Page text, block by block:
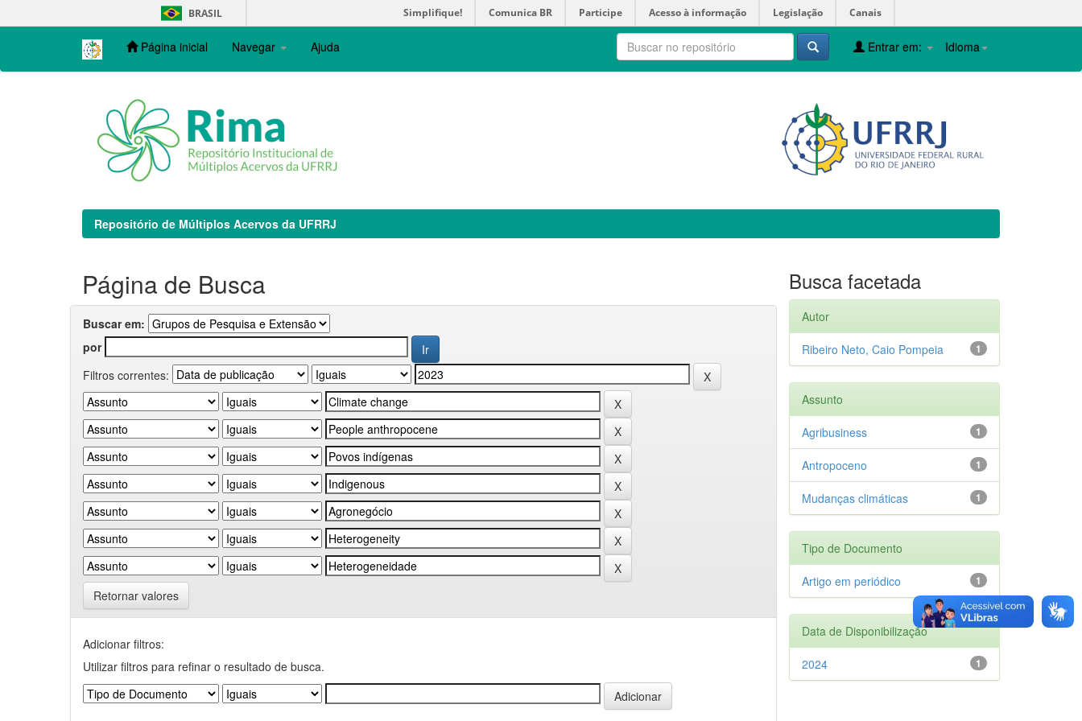
navigation
BRASIL Simplifique! Comunica BR Participe Acesso à informação Legislação Canais
Página inicial Navegar Ajuda Idioma
Entrar em:
Repositório de Múltiplos Acervos da UFRRJ
Página de Busca
Buscar em:
por
Filtros correntes:
Retornar valores
Adicionar filtros:
Utilizar filtros para refinar o resultado de busca.
Busca facetada
Autor
1
Ribeiro Neto, Caio Pompeia
Assunto
1
Agribusiness
1
Antropoceno
1
Mudanças climáticas
Tipo de Documento
1
Artigo em periódico
Data de Disponibilização
1
2024